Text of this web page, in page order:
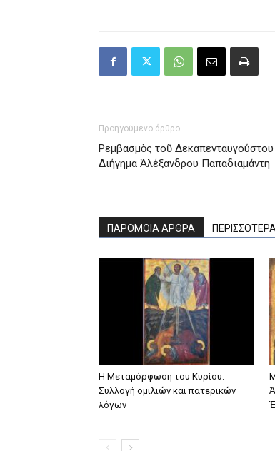
Προηγούμενο άρθρο
Ρεμβασμὸς τοῦ
Διήγημα Ἀλέξανδρου Παπαδιαμάντη
ΠΑΡΟΜΟΙΑ ΑΡΘΡΑ
Η Μεταμόρφωση του Κυρίου.
Συλλογή ομιλιών και πατερικών
λόγων